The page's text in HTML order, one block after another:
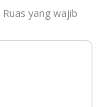
Ruas yang wajib